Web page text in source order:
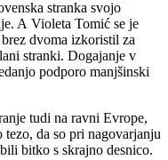
stranka svojo
A Violeta Tomić se je
dvoma izkoristil za
stranki. Dogajanje v
podporo manjšinski
tudi na ravni Evrope,
da so pri nagovarjanju
bitko s skrajno desnico.